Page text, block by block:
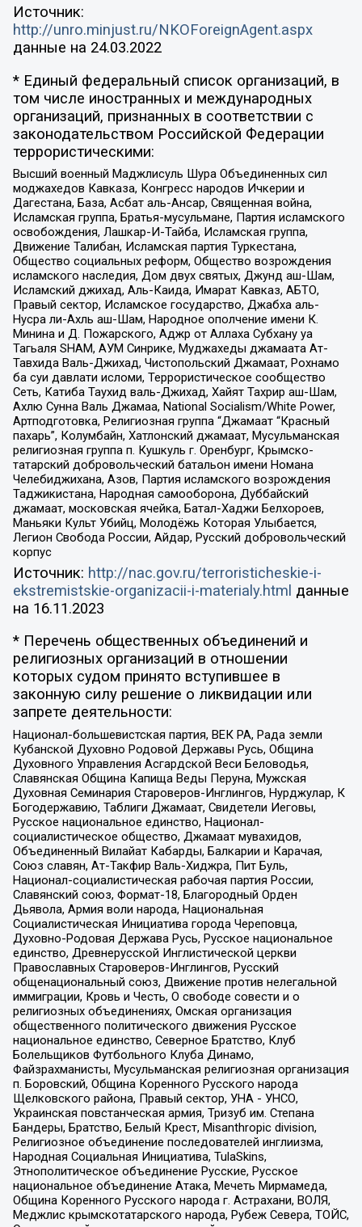
Источник:
http://unro.minjust.ru/NKOForeignAgent.aspx
данные на 24.03.2022
* Единый федеральный список организаций, в
том числе иностранных и международных
организаций, признанных в соответствии с
законодательством Российской Федерации
террористическими:
Высший военный Маджлисуль Шура Объединенных сил
моджахедов Кавказа, Конгресс народов Ичкерии и
Дагестана, База, Асбат аль-Ансар, Священная война,
Исламская группа, Братья-мусульмане, Партия исламского
освобождения, Лашкар-И-Тайба, Исламская группа,
Движение Талибан, Исламская партия Туркестана,
Общество социальных реформ, Общество возрождения
исламского наследия, Дом двух святых, Джунд аш-Шам,
Исламский джихад, Аль-Каида, Имарат Кавказ, АБТО,
Правый сектор, Исламское государство, Джабха аль-
Нусра ли-Ахль аш-Шам, Народное ополчение имени К.
Минина и Д. Пожарского, Аджр от Аллаха Субхану уа
Тагьаля SHAM, АУМ Синрике, Муджахеды джамаата Ат-
Тавхида Валь-Джихад, Чистопольский Джамаат, Рохнамо
ба суи давлати исломи, Террористическое сообщество
Сеть, Катиба Таухид валь-Джихад, Хайят Тахрир аш-Шам,
Ахлю Сунна Валь Джамаа, National Socialism/White Power,
Артподготовка, Религиозная группа “Джамаат “Красный
пахарь”, Колумбайн, Хатлонский джамаат, Мусульманская
религиозная группа п. Кушкуль г. Оренбург, Крымско-
татарский добровольческий батальон имени Номана
Челебиджихана, Азов, Партия исламского возрождения
Таджикистана, Народная самооборона, Дуббайский
джамаат, московская ячейка, Батал-Хаджи Белхороев,
Маньяки Культ Убийц, Молодёжь Которая Улыбается,
Легион Свобода России, Айдар, Русский добровольческий
корпус
Источник: http://nac.gov.ru/terroristicheskie-i-
ekstremistskie-organizacii-i-materialy.html данные
на 16.11.2023
* Перечень общественных объединений и
религиозных организаций в отношении
которых судом принято вступившее в
законную силу решение о ликвидации или
запрете деятельности:
Национал-большевистская партия, ВЕК РА, Рада земли
Кубанской Духовно Родовой Державы Русь, Община
Духовного Управления Асгардской Веси Беловодья,
Славянская Община Капища Веды Перуна, Мужская
Духовная Семинария Староверов-Инглингов, Нурджулар, К
Богодержавию, Таблиги Джамаат, Свидетели Иеговы,
Русское национальное единство, Национал-
социалистическое общество, Джамаат мувахидов,
Объединенный Вилайат Кабарды, Балкарии и Карачая,
Союз славян, Ат-Такфир Валь-Хиджра, Пит Буль,
Национал-социалистическая рабочая партия России,
Славянский союз, Формат-18, Благородный Орден
Дьявола, Армия воли народа, Национальная
Социалистическая Инициатива города Череповца,
Духовно-Родовая Держава Русь, Русское национальное
единство, Древнерусской Инглистической церкви
Православных Староверов-Инглингов, Русский
общенациональный союз, Движение против нелегальной
иммиграции, Кровь и Честь, О свободе совести и о
религиозных объединениях, Омская организация
общественного политического движения Русское
национальное единство, Северное Братство, Клуб
Болельщиков Футбольного Клуба Динамо,
Файзрахманисты, Мусульманская религиозная организация
п. Боровский, Община Коренного Русского народа
Щелковского района, Правый сектор, УНА - УНСО,
Украинская повстанческая армия, Тризуб им. Степана
Бандеры, Братство, Белый Крест, Misanthropic division,
Религиозное объединение последователей инглиизма,
Народная Социальная Инициатива, TulaSkins,
Этнополитическое объединение Русские, Русское
национальное объединение Атака, Мечеть Мирмамеда,
Община Коренного Русского народа г. Астрахани, ВОЛЯ,
Меджлис крымскотатарского народа, Рубеж Севера, ТОЙС,